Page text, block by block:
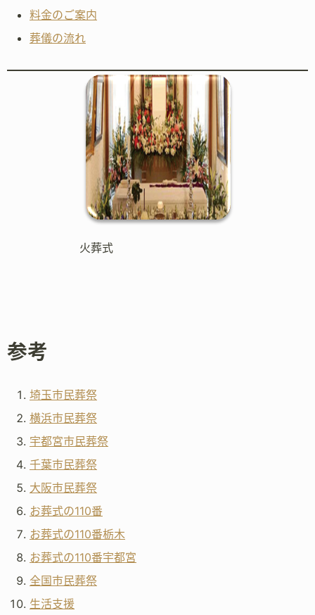
料金のご案内
葬儀の流れ
火葬式
参考
埼玉市民葬祭
横浜市民葬祭
宇都宮市民葬祭
千葉市民葬祭
大阪市民葬祭
お葬式の110番
お葬式の110番栃木
お葬式の110番宇都宮
全国市民葬祭
生活支援